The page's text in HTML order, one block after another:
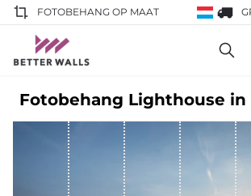
FOTOBEHANG OP MAAT
Fotobehang Lighthouse